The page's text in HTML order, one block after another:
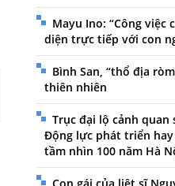
Mayu Ino: “Công việc
diện trực tiếp với con
Bình San, “thổ địa
thiên nhiên
Trục đại lộ cảnh quan
Động lực phát triển
tầm nhìn 100 năm Hà